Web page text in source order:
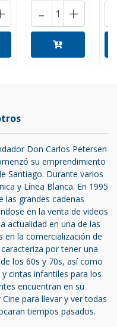
+
-
Don Carlos Petersen
su emprendimiento
Santiago. Durante varios
y Línea Blanca. En 1995
las grandes cadenas
en la venta de videos
actualidad en una de las
la comercialización de
por tener una
los 60s y 70s, así como
cintas infantiles para los
encuentran en su
para llevar y ver todas
tiempos pasados.